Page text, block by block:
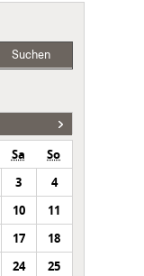
Suchen
Sa
So
3
4
10
11
17
18
24
25